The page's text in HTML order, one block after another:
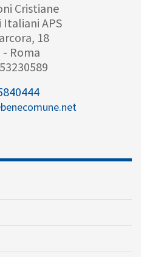
Cristiane
APS
18
- Roma